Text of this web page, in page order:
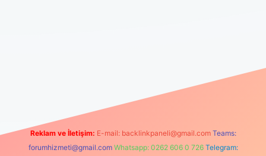
Reklam ve İletişim: E-mail: backlinkpaneli@gmail.com Teams:
forumhizmeti@gmail.com Whatsapp: 0262 606 0 726 Telegram: